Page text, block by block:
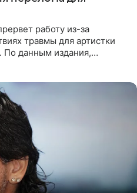
работу из-за
травмы для артистки
По данным издания,